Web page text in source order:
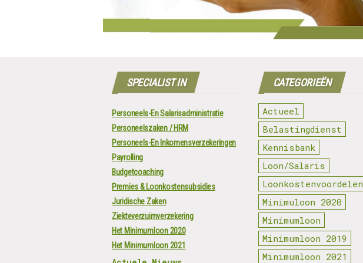
SPECIALIST IN
Personeels-En Salarisadministratie
Personeelszaken / HRM
Personeels-En Inkomensverzekeringen
Payrolling
Budgetcoaching
Premies & Loonkostensubsidies
Juridische Zaken
Ziekteverzuimverzekering
Het Minimumloon 2020
Het Minimumloon 2021
CATEGORIEËN
Actueel
Belastingdienst
Kennisbank
Loon/Salaris
Loonkostenvoordelen
Minimuloon 2020
Minimumloon
Minimumloon 2019
Minimumloon 2021